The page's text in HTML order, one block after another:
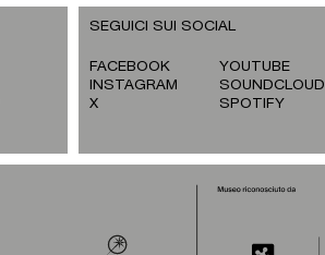
SEGUICI SUI SOCIAL
FACEBOOK
INSTAGRAM
X
YOUTUBE
SOUNDCLOUD
SPOTIFY